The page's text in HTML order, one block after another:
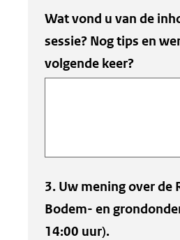
Wat vond u van de
sessie? Nog tips en
volgende keer?
3. Uw mening over de
Bodem- en
14:00 uur).